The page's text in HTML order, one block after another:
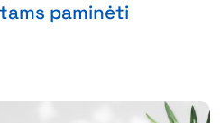
paminėti